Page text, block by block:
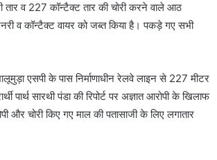
तार व 227 कॉन्टैक्ट तार की चोरी करने वाले आठ
व कॉन्टैक्ट वायर को जब्त किया है। पकड़े गए सभी
एसपी के पास निर्माणाधीन रेलवे लाइन से 227 मीटर
सारथी पंडा की रिपोर्ट पर अज्ञात आरोपी के खिलाफ
और चोरी किए गए माल की पतासाजी के लिए लगातार